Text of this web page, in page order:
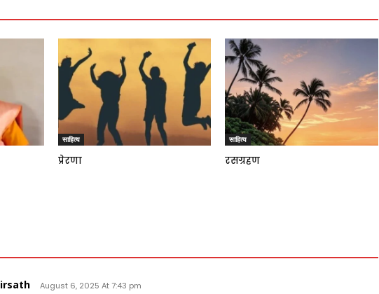
साहित्य
प्रेरणा
साहित्य
रसग्रहण
August 6, 2025 At 7:43 pm